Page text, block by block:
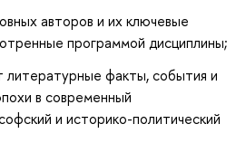
авторов и их ключевые
программой дисциплины;
литературные факты, события и
в современный
и историко-политический